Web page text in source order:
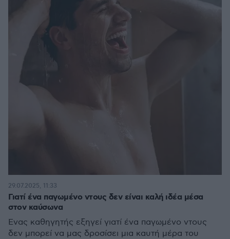
Γιατί ένα παγωμένο ντους δεν είναι καλή ιδέα μέσα
στον καύσωνα
Ένας καθηγητής εξηγεί γιατί ένα παγωμένο ντους
δεν μπορεί να μας δροσίσει μια καυτή μέρα του
29.07.2025, 11:33